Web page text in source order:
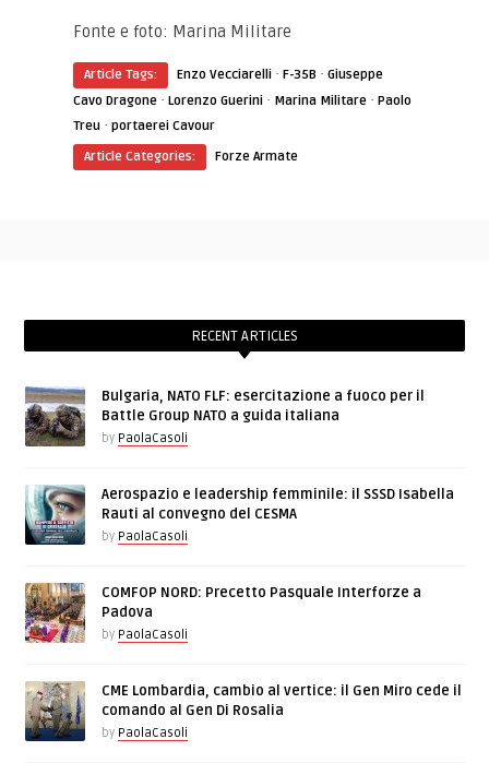
Fonte e foto: Marina Militare
Article Tags: Enzo Vecciarelli ·F-35B ·Giuseppe
Cavo Dragone ·Lorenzo Guerini · Marina Militare ·Paolo
Treu ·portaerei Cavour
Article Categories:
Forze Armate
RECENT ARTICLES
Bulgaria, NATO FLF: esercitazione a fuoco per il
Battle Group NATO a guida italiana
by PaolaCasoli
Aerospazio e leadership femminile: il SSSD Isabella
Rauti al convegno del CESMA
by PaolaCasoli
COMFOP NORD: Precetto Pasquale Interforze a
Padova
by PaolaCasoli
CME Lombardia, cambio al vertice: il Gen Miro cede il
comando al Gen Di Rosalia
by PaolaCasoli